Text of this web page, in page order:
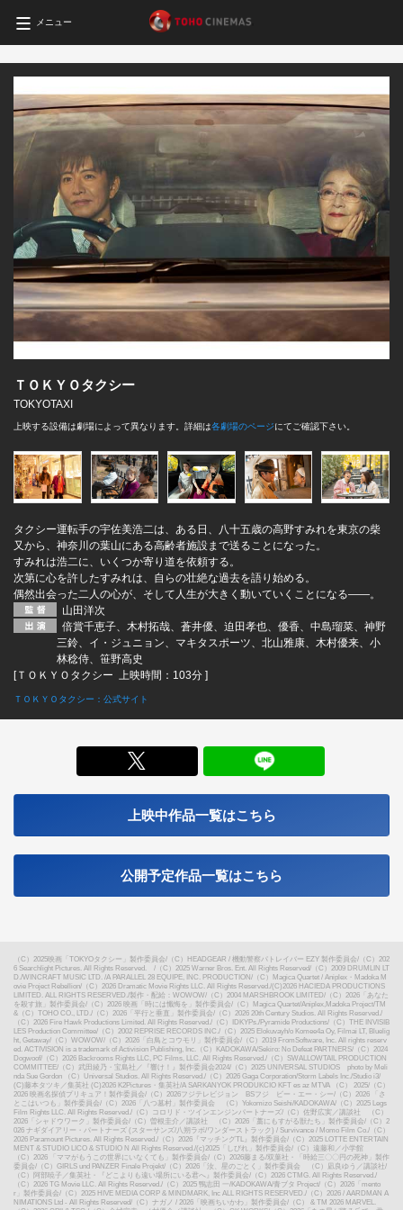
メニュー
ＴＯＫＹＯタクシー
TOKYOTAXI
上映する設備は劇場によって異なります。詳細は各劇場のページにてご確認下さい。
タクシー運転手の宇佐美浩二は、ある日、八十五歳の高野すみれを東京の柴
又から、神奈川の葉山にある高齢者施設まで送ることになった。
すみれは浩二に、いくつか寄り道を依頼する。
次第に心を許したすみれは、自らの壮絶な過去を語り始める。
偶然出会った二人の心が、そして人生が大きく動いていくことになる――。
山田洋次
倍賞千恵子、木村拓哉、蒼井優、迫田孝也、優香、中島瑠菜、神野
三鈴、イ・ジュニョン、マキタスポーツ、北山雅康、木村優来、小
林稔侍、笹野高史
[ＴＯＫＹＯタクシー 上映時間：103分 ]
ＴＯＫＹＯタクシー：公式サイト
上映中作品一覧はこちら
公開予定作品一覧はこちら
（C）2025映画「TOKYOタクシー」製作委員会/ （C）HEADGEAR / 機動警察パトレイバー EZY 製作委員会/ （C）202
6 Searchlight Pictures. All Rights Reserved. / （C）2025 Warner Bros. Ent. All Rights Reserved/ （C）2009 DRUMLIN LT
D./WINCRAFT MUSIC LTD. /A PARALLEL 28 EQUIPE, INC. PRODUCTION/ （C）Magica Quartet / Aniplex・Madoka M
ovie Project Rebellion/ （C）2026 Dramatic Movie Rights LLC. All Rights Reserved./(C)2026 HACIEDA PRODUCTIONS
LIMITED. ALL RIGHTS RESERVED./製作・配給：WOWOW/ （C）2004 MARSHBROOK LIMITED/ （C）2026「あなた
を殺す旅」製作委員会/ （C）2026 映画「時には懺悔を」製作委員会/ （C）Magica Quartet/Aniplex,Madoka Project/TM
&（C）TOHO CO., LTD./ （C）2026「平行と垂直」製作委員会/ （C）2026 20th Century Studios. All Rights Reserved./
（C）2026 Fire Hawk Productions Limited. All Rights Reserved./ （C）IDKYPs./Pyramide Productions/ （C）THE INVISIB
LES Production Committee/ （C）2002 REPRISE RECORDS INC./ （C）2025 Elokuvayh/o Komee4a Oy, Filmai LT, Bluelig
ht, Getaway/ （C）WOWOW/ （C）2026「白鳥とコウモリ」製作委員会/ （C）2019 FromSoftware, Inc. All rights reserv
ed. ACTIVISION is a trademark of Activision Publishing, Inc.（C）KADOKAWA/Sekiro: No Defeat PARTNERS/ （C）2024
Dogwoof/ （C）2026 Backrooms Rights LLC, PC Films, LLC. All Rights Reserved./ （C）SWALLOWTAIL PRODUCTION
COMMITTEE/ （C）武田綾乃・宝島社／『響け！』製作委員会2024/ （C）2025 UNIVERSAL STUDIOS photo by Meli
nda Sue Gordon （C）Universal Studios. All Rights Reserved./ （C）2026 Gaga Corporation/Storm Labels Inc./Studio i3/
(C)藤本タツキ／集英社 (C)2026 K2Pictures・集英社/A SARKANYOK PRODUKCIO KFT es az MTVA （C） 2025/ （C）
2026 映画名探偵プリキュア！製作委員会/ （C）2026フジテレビジョン BSフジ ビー・エー・シー/ （C）2026 「さ
とこはいつも」製作委員会/ （C）2026「八つ墓村」製作委員会 （C）Yokomizo Seishi/KADOKAWA/ （C）2025 Legs
Film Rights LLC. All Rights Reserved./ （C）コロリド・ツインエンジンパートナーズ/ （C）佐野広実／講談社 （C）
2026「シャドウワーク」製作委員会/ （C）曽根圭介／講談社 （C）2026「藁にもすがる獣たち」製作委員会/ （C）2
026 ナギダイアリー・パートナーズ (スターサンズ/八朔ラボ/ワンダーストラック) / Survivance / Momo Film Co./ （C）
2026 Paramount Pictures. All Rights Reserved./ （C）2026『マッチングTL』製作委員会/ （C）2025 LOTTE ENTERTAIN
MENT & STUDIO LICO & STUDIO N All Rights Reserved./(c)2025「しびれ」製作委員会/ （C）遠藤和／小学館
（C）2026 「ママがもうこの世界にいなくても」製作委員会/ （C）2026藤まる/双葉社・「時給三〇〇円の死神」製作
委員会/ （C）GIRLS und PANZER Finale Projekt/ （C）2026「汝、星のごとく」製作委員会 （C）凪良ゆう／講談社/
（C）阿部暁子／集英社・『どこよりも遠い場所にいる君へ』製作委員会/ （C）2026 CTMG. All Rights Reserved./
（C）2026 TG Movie LLC. All Rights Reserved./ （C）2025 鴨志田 一/KADOKAWA/青ブタ Project/ （C）2026「mento
r」製作委員会/ （C）2025 HIVE MEDIA CORP & MINDMARK, Inc ALL RIGHTS RESERVED./ （C）2026 / AARDMAN A
NIMATIONS Ltd - All Rights Reserved/ （C）ナガノ / 2026「映画ちいかわ」製作委員会/ （C） & TM 2026 MARVEL.